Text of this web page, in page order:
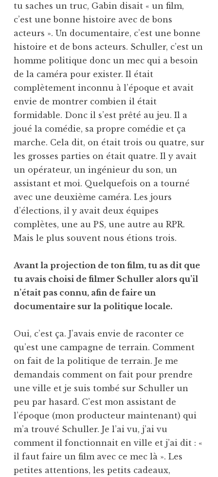
tu saches un truc, Gabin disait « un film,
c’est une bonne histoire avec de bons
acteurs ». Un documentaire, c’est une bonne
histoire et de bons acteurs. Schuller, c’est un
homme politique donc un mec qui a besoin
de la caméra pour exister. Il était
complètement inconnu à l’époque et avait
envie de montrer combien il était
formidable. Donc il s’est prêté au jeu. Il a
joué la comédie, sa propre comédie et ça
marche. Cela dit, on était trois ou quatre, sur
les grosses parties on était quatre. Il y avait
un opérateur, un ingénieur du son, un
assistant et moi. Quelquefois on a tourné
avec une deuxième caméra. Les jours
d’élections, il y avait deux équipes
complètes, une au PS, une autre au RPR.
Mais le plus souvent nous étions trois.
Avant la projection de ton film, tu as dit que
tu avais choisi de filmer Schuller alors qu’il
n’était pas connu, afin de faire un
documentaire sur la politique locale.
Oui, c’est ça. J’avais envie de raconter ce
qu’est une campagne de terrain. Comment
on fait de la politique de terrain. Je me
demandais comment on fait pour prendre
une ville et je suis tombé sur Schuller un
peu par hasard. C’est mon assistant de
l’époque (mon producteur maintenant) qui
m’a trouvé Schuller. Je l’ai vu, j’ai vu
comment il fonctionnait en ville et j’ai dit : «
il faut faire un film avec ce mec là ». Les
petites attentions, les petits cadeaux,